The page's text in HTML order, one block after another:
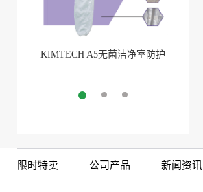
KIMTECH A5无菌洁净室防护
限时特卖 公司产品 新闻资讯